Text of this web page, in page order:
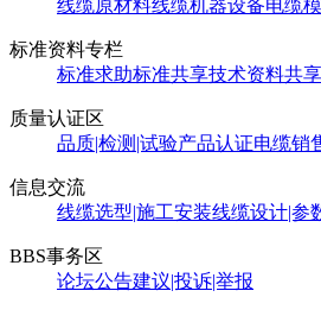
线缆原材料线缆机器设备电缆
标准资料专栏
标准求助标准共享技术资料共享
质量认证区
品质|检测|试验产品认证电缆销
信息交流
线缆选型|施工安装线缆设计|参
BBS事务区
论坛公告建议|投诉|举报